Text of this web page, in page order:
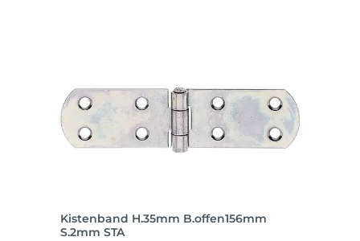
Kistenband H.35mm B.offen156mm
S.2mm STA